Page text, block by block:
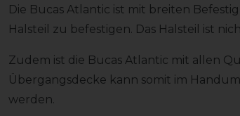
Die Bucas Atlantic ist mit breiten
Halsteil zu befestigen. Das Halsteil ist
Zudem ist die Bucas Atlantic mit allen
Übergangsdecke kann somit im
werden.